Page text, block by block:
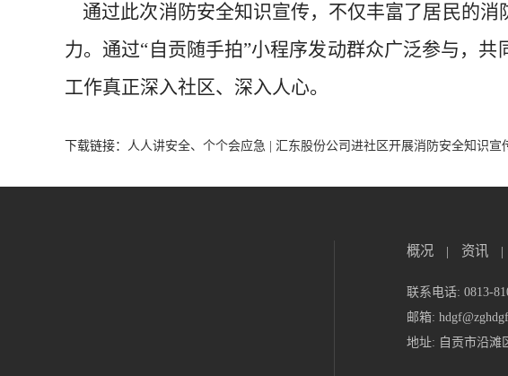
通过此次消防安全知识宣传，不仅丰富了居民的
力。通过“自贡随手拍”小程序发动群众广泛参与，
工作真正深入社区、深入人心。
下载链接： 人人讲安全、个个会应急 | 汇东股份公司进社区开展消防安全知识宣
概况 | 资讯 |
联系电话: 0813-
邮箱:
地址: 自贡市沿滩